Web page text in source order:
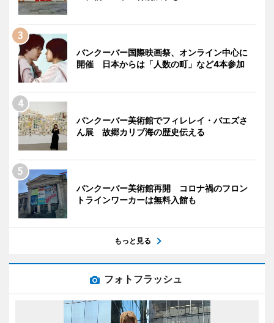
バンクーバー国際映画祭、オンライン中心に
開催 日本からは「人数の町」など4本参加
バンクーバー美術館でフィレレイ・バエズさ
ん展 故郷カリブ海の歴史伝える
バンクーバー美術館再開 コロナ禍のフロン
トラインワーカーは無料入館も
もっと見る
フォトフラッシュ